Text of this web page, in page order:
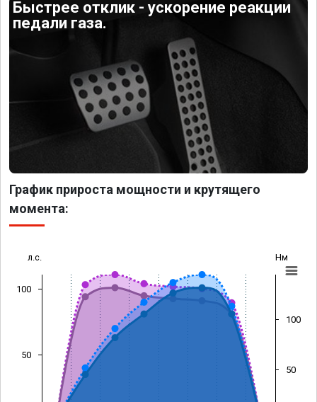
Быстрее отклик - ускорение реакции
педали газа.
График прироста мощности и крутящего
момента:
л.с. Нм
50
100
50
100